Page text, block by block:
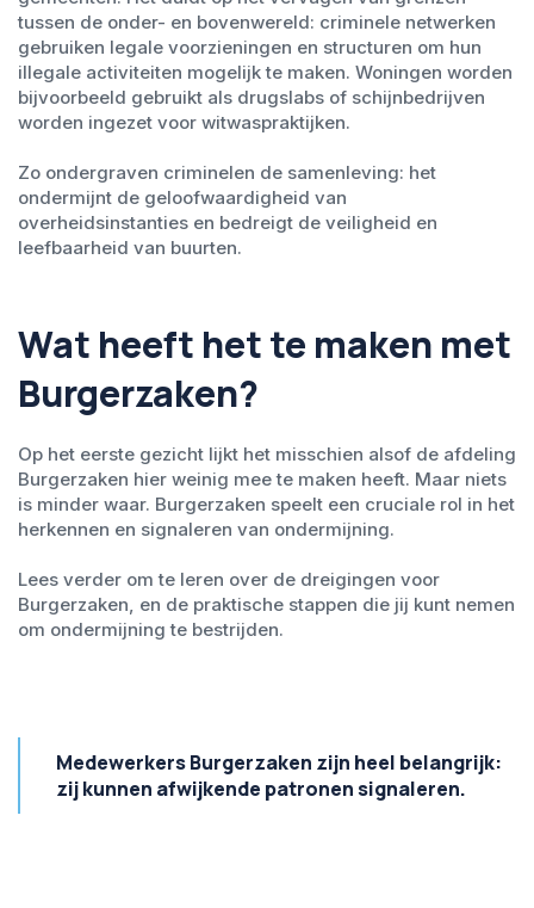
tussen de onder- en bovenwereld: criminele netwerken
gebruiken legale voorzieningen en structuren om hun
illegale activiteiten mogelijk te maken. Woningen worden
bijvoorbeeld gebruikt als drugslabs of schijnbedrijven
worden ingezet voor witwaspraktijken.
Zo ondergraven criminelen de samenleving: het
ondermijnt de geloofwaardigheid van
overheidsinstanties en bedreigt de veiligheid en
leefbaarheid van buurten.
Wat heeft het te maken met
Burgerzaken?
Op het eerste gezicht lijkt het misschien alsof de afdeling
Burgerzaken hier weinig mee te maken heeft. Maar niets
is minder waar. Burgerzaken speelt een cruciale rol in het
herkennen en signaleren van ondermijning.
Lees verder om te leren over de dreigingen voor
Burgerzaken, en de praktische stappen die jij kunt nemen
om ondermijning te bestrijden.
Medewerkers Burgerzaken zijn heel belangrijk:
zij kunnen afwijkende patronen signaleren.